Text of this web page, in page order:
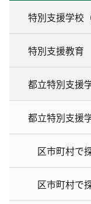
特別支援学校
特別支援教育
都立特別支援
都立特別支援
区市町村で
区市町村で